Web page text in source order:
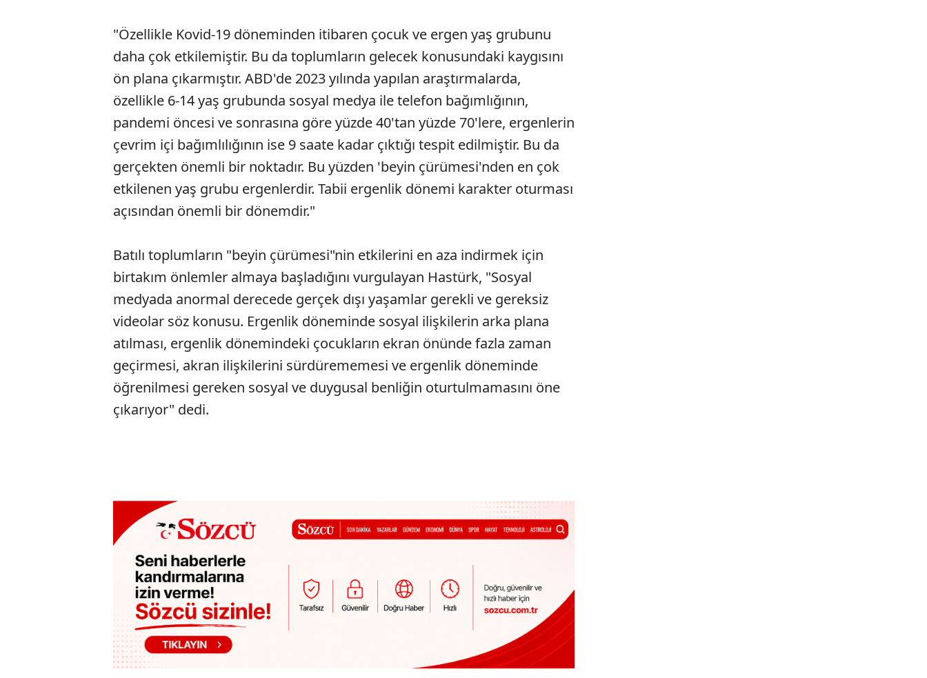
"Özellikle Kovid-19 döneminden itibaren çocuk ve ergen yaş grubunu
daha çok etkilemiştir. Bu da toplumların gelecek konusundaki kaygısını
ön plana çıkarmıştır. ABD'de 2023 yılında yapılan araştırmalarda,
özellikle 6-14 yaş grubunda sosyal medya ile telefon bağımlığının,
pandemi öncesi ve sonrasına göre yüzde 40'tan yüzde 70'lere, ergenlerin
çevrim içi bağımlılığının ise 9 saate kadar çıktığı tespit edilmiştir. Bu da
gerçekten önemli bir noktadır. Bu yüzden 'beyin çürümesi'nden en çok
etkilenen yaş grubu ergenlerdir. Tabii ergenlik dönemi karakter oturması
açısından önemli bir dönemdir."
Batılı toplumların "beyin çürümesi"nin etkilerini en aza indirmek için
birtakım önlemler almaya başladığını vurgulayan Hastürk, "Sosyal
medyada anormal derecede gerçek dışı yaşamlar gerekli ve gereksiz
videolar söz konusu. Ergenlik döneminde sosyal ilişkilerin arka plana
atılması, ergenlik dönemindeki çocukların ekran önünde fazla zaman
geçirmesi, akran ilişkilerini sürdürememesi ve ergenlik döneminde
öğrenilmesi gereken sosyal ve duygusal benliğin oturtulmamasını öne
çıkarıyor" dedi.